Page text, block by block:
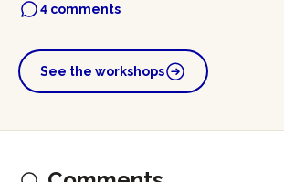
4 comments
See the workshops